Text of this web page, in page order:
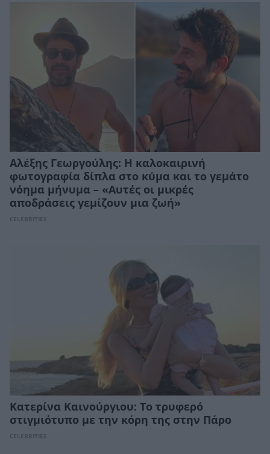
Αλέξης Γεωργούλης: Η καλοκαιρινή
φωτογραφία δίπλα στο κύμα και το γεμάτο
νόημα μήνυμα – «Αυτές οι μικρές
αποδράσεις γεμίζουν μια ζωή»
CELEBRITIES
Κατερίνα Καινούργιου: Το τρυφερό
στιγμιότυπο με την κόρη της στην Πάρο
CELEBRITIES